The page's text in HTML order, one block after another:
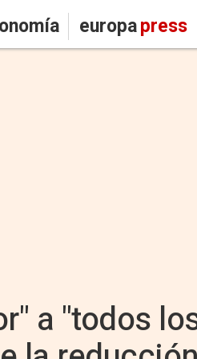
europapress
a "todos